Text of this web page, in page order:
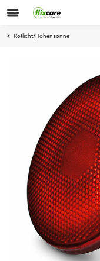
Rotlicht/Höhensonne